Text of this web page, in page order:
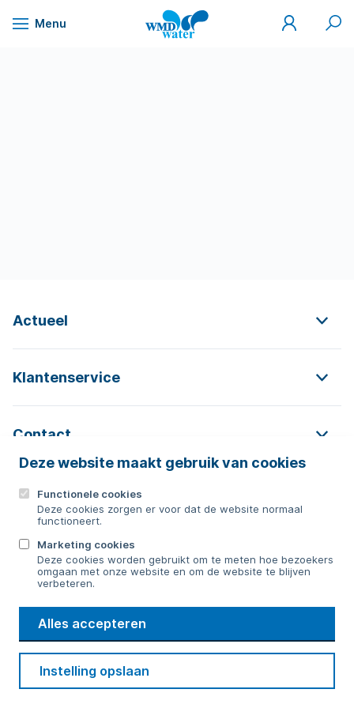
Naar
Deze website maakt gebruik van cookies
Functionele cookies
Deze cookies zorgen er voor dat de website normaal
functioneert.
Marketing cookies
Deze cookies worden gebruikt om te meten hoe bezoekers
omgaan met onze website en om de website te blijven
verbeteren.
Alles accepteren
Instelling opslaan
Menu
WMD
Drinkwater
Mijn
WMD
Zoek
Actueel
Klantenservice
Contact
Contact
Bericht sturen
WMD
Drinkwater
Cookie voorkeuren
Privacy Disclaimer